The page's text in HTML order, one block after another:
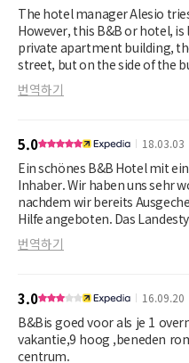
The hotel manager Alesio
However, this B&B or hotel,
private apartment building,
street, but on the side of the
is basic, had to pay for 3
encountered. Room does not
the weekend, there is disco
it is impossible to sleep. The
you need to close to keep
operate. The automatic
elevator to go to the room
dark. The room has a step up
and out of the room, and is
번역하기
5.0 18.03.03
Ein schönes B&B Hotel mit
Inhaber. Wir haben uns sehr
nachdem wir bereits
Hilfe angeboten. Das
durch frisch gepressten
번역하기
3.0 16.09.20
B&Bis goed voor als je 1
vakantie,9 hoog ,beneden
centrum.